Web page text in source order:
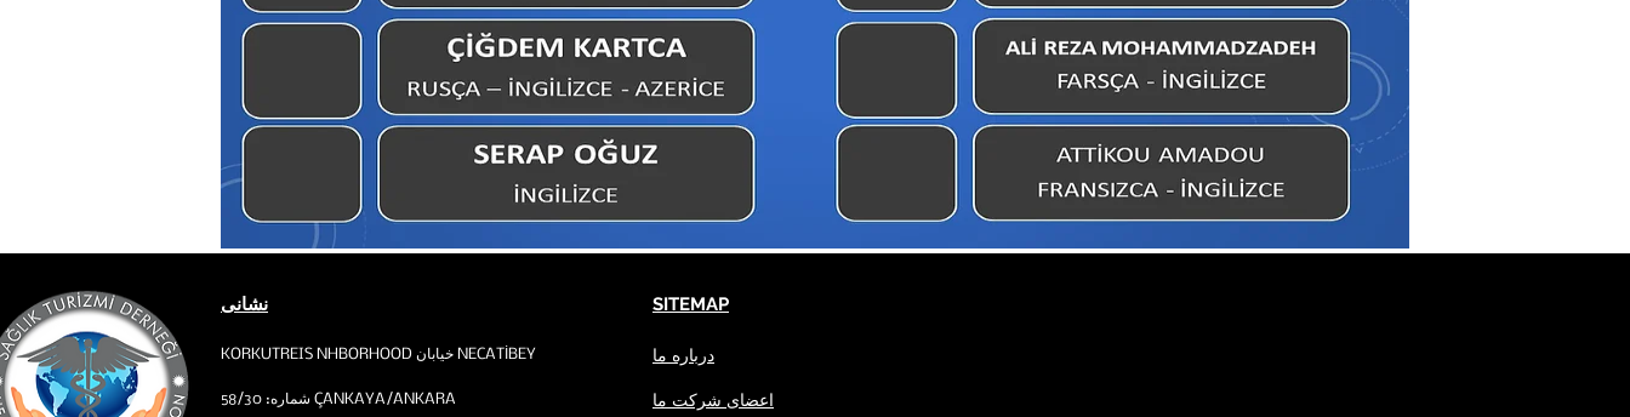
نشانی
KORKUTREIS NHBORHOOD خیابان NECATİBEY
شماره: 58/30 ÇANKAYA/ANKARA
SITEMAP
درباره ما
اعضای شرکت ما